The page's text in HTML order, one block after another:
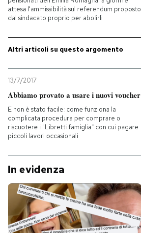
attesa l'ammissibilità sul referendum proposto
dal sindacato proprio per abolirli
Altri articoli su questo argomento
13/7/2017
Abbiamo provato a usare i nuovi voucher
E non è stato facile: come funziona la
complicata procedura per comprare o
riscuotere i "Libretti famiglia" con cui pagare
piccoli lavori occasionali
In evidenza